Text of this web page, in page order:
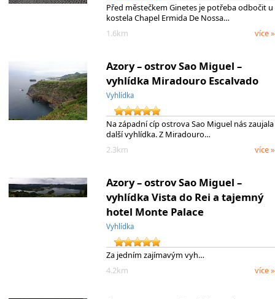
Před městečkem Ginetes je potřeba odbočit u
kostela Chapel Ermida De Nossa…
1.6km
více »
Azory – ostrov Sao Miguel –
vyhlídka Miradouro Escalvado
Vyhlídka
Na západní cíp ostrova Sao Miguel nás zaujala
další vyhlídka. Z Miradouro…
2.3km
více »
Azory – ostrov Sao Miguel –
vyhlídka Vista do Rei a tajemný
hotel Monte Palace
Vyhlídka
Za jedním zajímavým vyh…
4.2km
více »